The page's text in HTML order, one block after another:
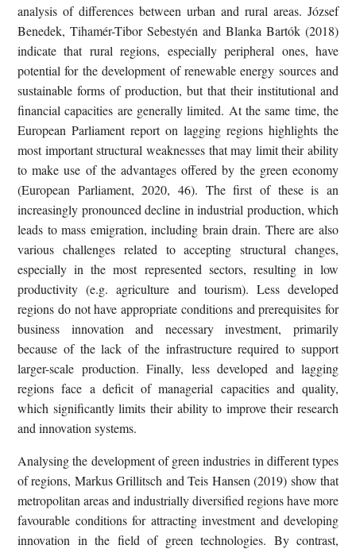
analysis of differences between urban and rural areas. József
Benedek, Tihamér-Tibor Sebestyén and Blanka Bartók (2018)
indicate that rural regions, especially peripheral ones, have
potential for the development of renewable energy sources and
sustainable forms of production, but that their institutional and
financial capacities are generally limited. At the same time, the
European Parliament report on lagging regions highlights the
most important structural weaknesses that may limit their ability
to make use of the advantages offered by the green economy
(European Parliament, 2020, 46). The first of these is an
increasingly pronounced decline in industrial production, which
leads to mass emigration, including brain drain. There are also
various challenges related to accepting structural changes,
especially in the most represented sectors, resulting in low
productivity (e.g. agriculture and tourism). Less developed
regions do not have appropriate conditions and prerequisites for
business innovation and necessary investment, primarily
because of the lack of the infrastructure required to support
larger-scale production. Finally, less developed and lagging
regions face a deficit of managerial capacities and quality,
which significantly limits their ability to improve their research
and innovation systems.
Analysing the development of green industries in different types
of regions, Markus Grillitsch and Teis Hansen (2019) show that
metropolitan areas and industrially diversified regions have more
favourable conditions for attracting investment and developing
innovation in the field of green technologies. By contrast,